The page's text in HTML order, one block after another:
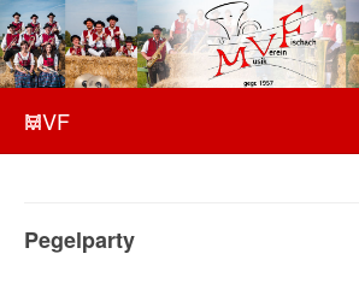
MVF
Pegelparty